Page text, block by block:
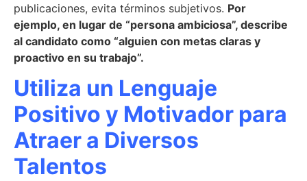
publicaciones, evita términos subjetivos. Por
ejemplo, en lugar de “persona ambiciosa”, describe
al candidato como “alguien con metas claras y
proactivo en su trabajo”.
Utiliza un Lenguaje
Positivo y Motivador para
Atraer a Diversos
Talentos